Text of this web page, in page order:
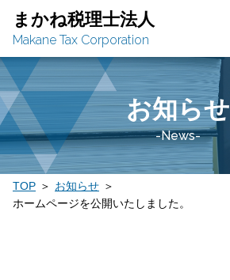
まかね税理士法人
Makane Tax Corporation
お知らせ
-News-
TOP
お知らせ
ホームページを公開いたしました。